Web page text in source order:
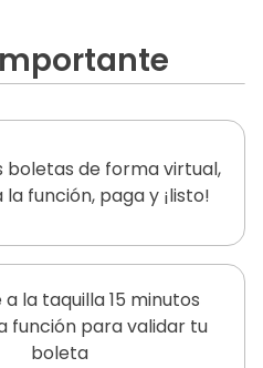
boletas de forma virtual,
función, paga y ¡listo!
la taquilla 15 minutos
función para validar tu
boleta